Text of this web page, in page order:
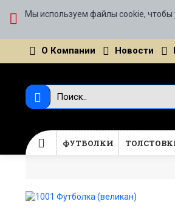
Мы используем файлы cookie, чтобы
О Компании Новости
ФУТБОЛКИ